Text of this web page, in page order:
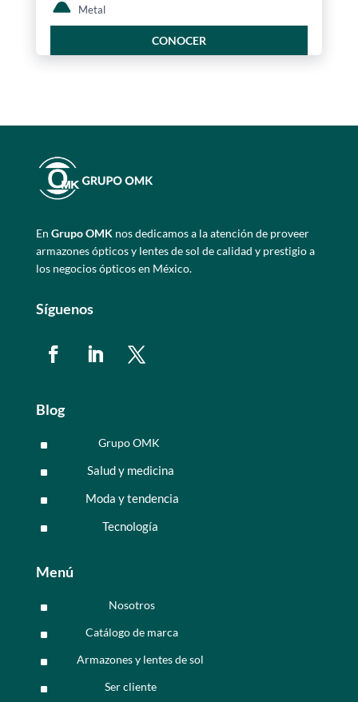
Metal
CONOCER
En Grupo OMKnos dedicamos a la atención de proveer
armazones ópticos y lentes de sol de calidad y prestigio a
los negocios ópticos en México.
Síguenos
Blog
^ Grupo OMK
^ Salud y medicina
^ Moda y tendencia
^ Tecnología
Menú
^ Nosotros
^ Catálogo de marca
^ Armazones y lentes de sol
^ Ser cliente